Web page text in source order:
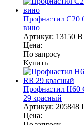
Профнастил С20
вино
Артикул: 13150 В
Цена:
По запросу
Купить
Профнастил Н60
29 красный
Артикул: 205848
Цена: